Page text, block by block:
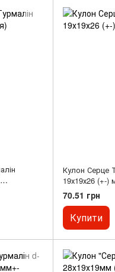
Кулон Серце
19х19х26 (+-)
70.51 грн
Купити